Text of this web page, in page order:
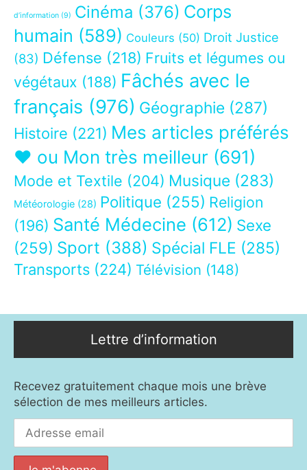
d’information (9) Cinéma (376) Corps
humain (589) Couleurs (50) Droit Justice
(83) Défense (218) Fruits et légumes ou
végétaux (188) Fâchés avec le
français (976) Géographie (287)
Histoire (221) Mes articles préférés
❤ ou Mon très meilleur (691)
Mode et Textile (204) Musique (283)
Météorologie (28) Politique (255) Religion
(196) Santé Médecine (612) Sexe
(259) Sport (388) Spécial FLE (285)
Transports (224) Télévision (148)
Lettre d’information
Recevez gratuitement chaque mois une brève
sélection de mes meilleurs articles.